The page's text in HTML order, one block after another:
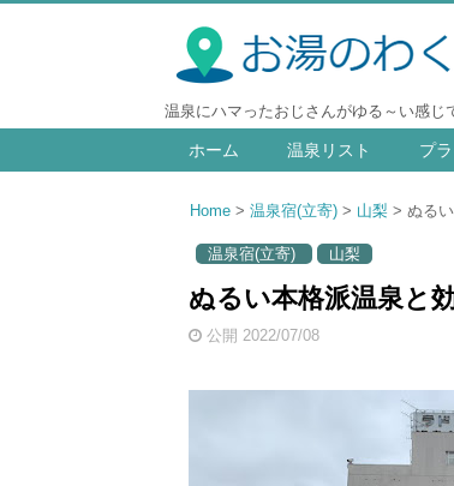
温泉にハマったおじさんがゆる～い感じ
ホーム 温泉リスト プ
Home 温泉宿(立寄) 山梨 ぬる
温泉宿(立寄) 山梨
ぬるい本格派温泉と
公開 2022/07/08